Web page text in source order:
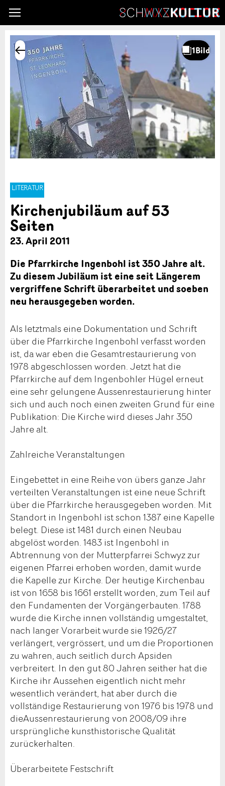
LITERATUR
Kirchenjubiläum auf 53
Seiten
23. April 2011
Die Pfarrkirche Ingenbohl ist 350 Jahre alt.
Zu diesem Jubiläum ist eine seit Längerem
vergriffene Schrift überarbeitet und soeben
neu herausgegeben worden.
Als letztmals eine Dokumentation und Schrift
über die Pfarrkirche Ingenbohl verfasst worden
ist, da war eben die Gesamtrestaurierung von
1978 abgeschlossen worden. Jetzt hat die
Pfarrkirche auf dem Ingenbohler Hügel erneut
eine sehr gelungene Aussenrestaurierung hinter
sich und auch noch einen zweiten Grund für eine
Publikation: Die Kirche wird dieses Jahr 350
Jahre alt.
Zahlreiche Veranstaltungen
Eingebettet in eine Reihe von übers ganze Jahr
verteilten Veranstaltungen ist eine neue Schrift
über die Pfarrkirche herausgegeben worden. Mit
Standort in Ingenbohl ist schon 1387 eine Kapelle
belegt. Diese ist 1481 durch einen Neubau
abgelöst worden. 1483 ist Ingenbohl in
Abtrennung von der Mutterpfarrei Schwyz zur
eigenen Pfarrei erhoben worden, damit wurde
die Kapelle zur Kirche. Der heutige Kirchenbau
ist von 1658 bis 1661 erstellt worden, zum Teil auf
den Fundamenten der Vorgängerbauten. 1788
wurde die Kirche innen vollständig umgestaltet,
nach langer Vorarbeit wurde sie 1926/27
verlängert, vergrössert, und um die Proportionen
zu wahren, auch seitlich durch Apsiden
verbreitert. In den gut 80 Jahren seither hat die
Kirche ihr Aussehen eigentlich nicht mehr
wesentlich verändert, hat aber durch die
vollständige Restaurierung von 1976 bis 1978 und
dieAussenrestaurierung von 2008/09 ihre
ursprüngliche kunsthistorische Qualität
zurückerhalten.
Überarbeitete Festschrift